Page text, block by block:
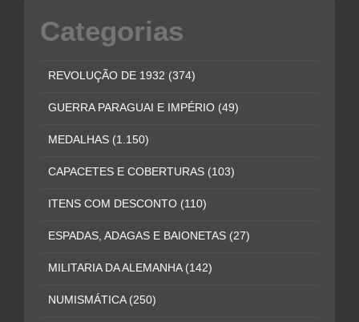
Categorias
REVOLUÇÃO DE 1932 (374)
GUERRA PARAGUAI E IMPÉRIO (49)
MEDALHAS (1.150)
CAPACETES E COBERTURAS (103)
ITENS COM DESCONTO (110)
ESPADAS, ADAGAS E BAIONETAS (27)
MILITARIA DA ALEMANHA (142)
NUMISMÁTICA (250)